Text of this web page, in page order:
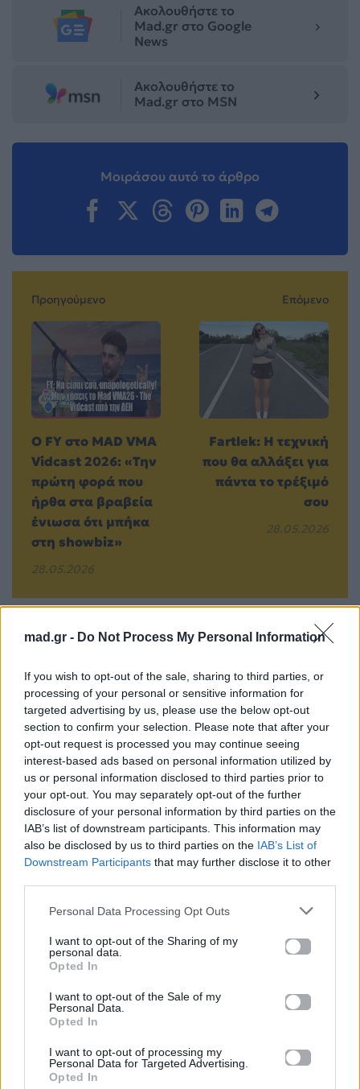
mad.gr - Do Not Process My Personal Information
If you wish to opt-out of the sale, sharing to third parties, or
processing of your personal or sensitive information for
targeted advertising by us, please use the below opt-out
section to confirm your selection. Please note that after your
opt-out request is processed you may continue seeing
interest-based ads based on personal information utilized by
us or personal information disclosed to third parties prior to
your opt-out. You may separately opt-out of the further
disclosure of your personal information by third parties on the
IAB’s list of downstream participants. This information may
also be disclosed by us to third parties on the IAB’s List of
Downstream Participants that may further disclose it to other
Personal Data Processing Opt Outs
I want to opt-out of the Sharing of my
personal data.
Opted In
I want to opt-out of the Sale of my
Personal Data.
Opted In
I want to opt-out of processing my
Personal Data for Targeted Advertising.
Opted In
Ακολουθήστε το
Mad.gr στο Google
News
Ακολουθήστε το
Mad.gr στο MSN
Μοιράσου αυτό το άρθρο
Προηγούμενο
Ο FY στο MAD VMA
Vidcast 2026: «Την
πρώτη φορά που
ήρθα στα βραβεία
ένιωσα ότι μπήκα
στη showbiz»
28.05.2026
Επόμενο
Fartlek: H τεχνική
που θα αλλάξει για
πάντα το τρέξιμό
σου
28.05.2026
Ελλήνων
Καλλιτεχνών
με πληροφορίες για
δισκογραφία, πορεία
και σημαντικές στιγμές
τους στην ελληνική
μουσική σκηνή
Δες επίσης
TV
στο «Μπαμπά, σ’
αγαπώ» και
ετοιμάζεται να
TV
Δες το νέο
ανατρεπτικό παιχνίδι